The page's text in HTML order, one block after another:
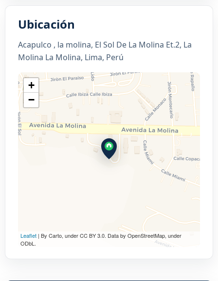
Ubicación
Acapulco , la molina, El Sol De La Molina Et.2, La
Molina La Molina, Lima, Perú
+
−
Leaflet | By Carto, under CC BY 3.0. Data by OpenStreetMap, under
ODbL.